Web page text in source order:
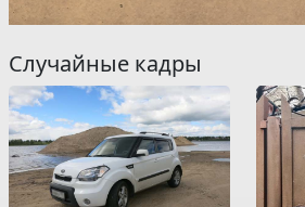
Случайные кадры